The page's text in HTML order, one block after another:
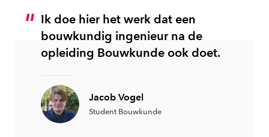
Ik doe hier het werk dat een
bouwkundig ingenieur na de
opleiding Bouwkunde ook doet.
Jacob Vogel
Student Bouwkunde